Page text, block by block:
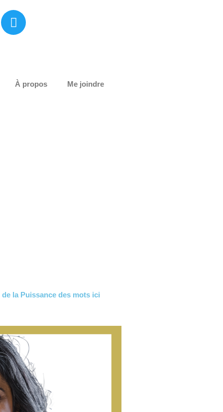
T
w
e
rÀ propos Me joindre
la Puissance des mots ici